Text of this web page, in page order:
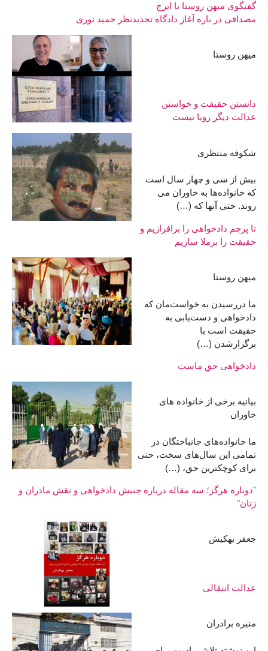
گفتگوی میهن روستا با ایرج
مصداقی در باره آغاز دادگاه تجدیدنظر حمید نوری
میهن روستا
دانستن حقیقت و خواستن
عدالت دیگر رویا نیست
شکوفه منتظری
بیش از سی و چهار سال است
که خانواده‌ها به خاوران می
روند. حتی آنها که (…)
تا پرچم دادخواهی را برافرازیم و
حقیقت را برملا سازیم
میهن روستا
ما دررسیدن به خواست‌مان که
دادخواهی و دست‌یابی به
حقیقت است با
برگزارشدن (…)
دادخواهی حق ماست
بیانیه برخی از خانواده های
خاوران
ما خانواده‌های جانباختگان در
تمامی این سال‌های سخت، حتی
برای کوچکترین حق، (…)
"دوباره هرگز؛ سه مقاله درباره جنبش دادخواهی و نقش مادران و
زنان"
جعفر بهکیش
عدالت انتقالی
منیره برادران